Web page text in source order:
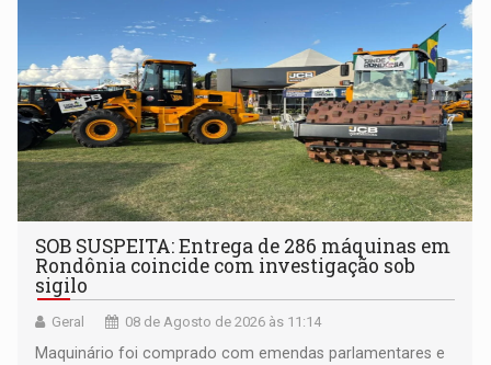
SOB SUSPEITA: Entrega de 286 máquinas em
Rondônia coincide com investigação sob
sigilo
Geral 08 de Agosto de 2026 às 11:14
Maquinário foi comprado com emendas parlamentares e